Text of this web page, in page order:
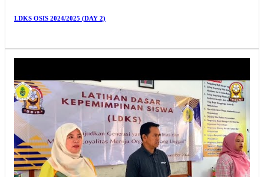
LDKS OSIS 2024/2025 (DAY 2)